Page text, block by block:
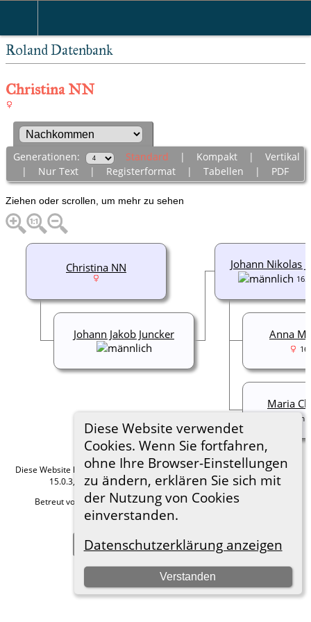
Roland Datenbank
Diese Website verwendet
Cookies. Wenn Sie fortfahren,
ohne Ihre Browser-Einstellungen
zu ändern, erklären Sie sich mit
der Nutzung von Cookies
einverstanden.
Datenschutzerklärung anzeigen
Verstanden
Christina NN
Generationen: Standard | Kompakt| Vertikal
| Nur Text| Registerformat| Tabellen | PDF
Ziehen oder scrollen, um mehr zu sehen
Johann Nikolas
Anna
Maria
um
Christina NN
Johann Jakob Juncker
Diese Website läuft mitThe Next Generation of Genealogy Sitebuilding
15.0.3, programmiert von Darrin Lythgoe © 2001-2026.
Betreut von
Roland zu Dortmund e.V.. | Datenschutzerklärung
Hier geht es zum Impressum
Zur Desktop-Webseite wechseln